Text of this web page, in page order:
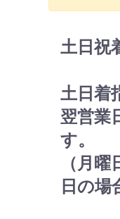
土日祝
土日着
翌営業
す。
（月
日の場